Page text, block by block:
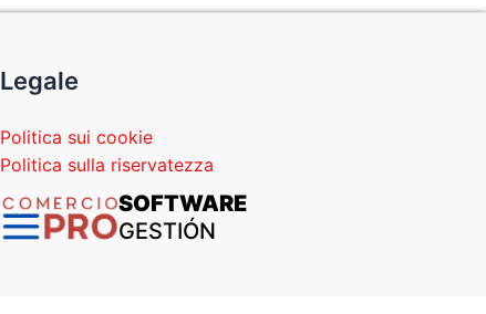
Legale
Politica sui cookie
Politica sulla riservatezza
SOFTWARE
GESTIÓN